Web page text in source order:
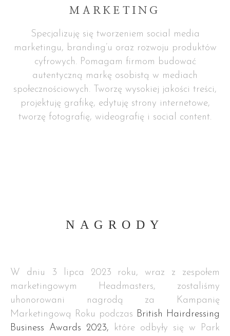
MARKETING
Specjalizuję się tworzeniem social media
marketingu, branding’u oraz rozwoju produktów
cyfrowych. Pomagam firmom budować
autentyczną markę osobistą w mediach
społecznościowych. Tworzę wysokiej jakości treści,
projektuję grafikę, edytuję strony internetowe,
tworzę fotografię, wideografię i social content.
NAGRODY
W dniu 3 lipca 2023 roku, wraz z zespołem
marketingowym Headmasters, zostaliśmy
uhonorowani nagrodą za Kampanię
Marketingową Roku podczas British Hairdressing
Business Awards 2023, które odbyły się w Park